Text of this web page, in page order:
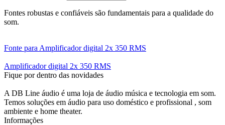
Fontes robustas e confiáveis são fundamentais para a qualidade do
som.
Fonte para Amplificador digital 2x 350 RMS
Amplificador digital 2x 350 RMS
Fique por dentro das novidades
A DB Line áudio é uma loja de áudio música e tecnologia em som.
Temos soluções em áudio para uso doméstico e profissional , som
ambiente e home theater.
Informações